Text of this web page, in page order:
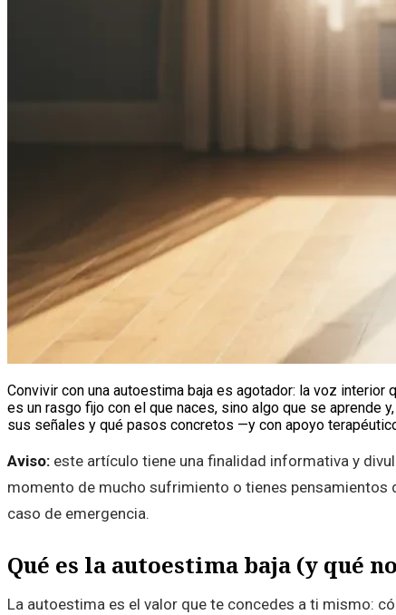
Convivir con una autoestima baja es agotador: la voz
es un rasgo fijo con el que naces, sino algo que se aprende
sus señales y qué pasos concretos —y con apoyo
Aviso: este artículo tiene una finalidad informativa y
momento de mucho sufrimiento o tienes pensamientos
caso de emergencia.
Qué es la autoestima baja (y qué
La autoestima es el valor que te concedes a ti mismo: